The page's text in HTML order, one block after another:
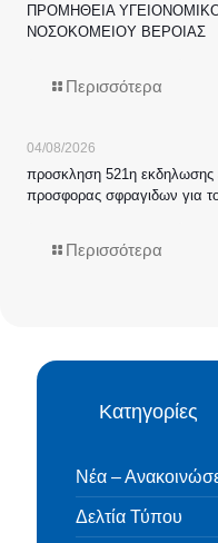
ΠΡΟΜΗΘΕΙΑ
ΝΟΣΟΚΟΜΕΙΟΥ ΒΕΡΟΙΑΣ
Περισσότερα
04/08/2026
προσκληση 521η εκδηλωσης
προσφορας σφραγιδων για
Περισσότερα
Κατηγορίες
Νέα –
Δελτία Τύπου